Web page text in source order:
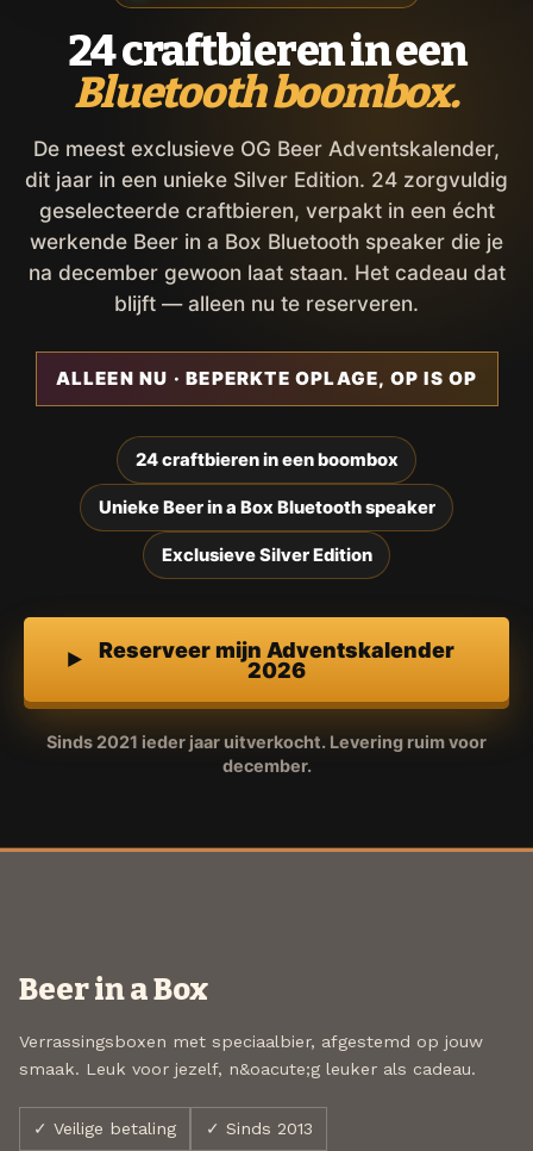
24 craftbieren in een
Bluetooth boombox.
De meest exclusieve OG Beer Adventskalender,
dit jaar in een unieke Silver Edition. 24 zorgvuldig
geselecteerde craftbieren, verpakt in een écht
werkende Beer in a Box Bluetooth speaker die je
na december gewoon laat staan. Het cadeau dat
blijft — alleen nu te reserveren.
ALLEEN NU · BEPERKTE OPLAGE, OP IS OP
24 craftbieren in een boombox
Unieke Beer in a Box Bluetooth speaker
Exclusieve Silver Edition
Reserveer mijn Adventskalender
2026
Sinds 2021 ieder jaar uitverkocht. Levering ruim voor
december.
Beer in a Box
Verrassingsboxen met speciaalbier, afgestemd op jouw
smaak. Leuk voor jezelf, n&oacute;g leuker als cadeau.
✓ Veilige betaling ✓ Sinds 2013